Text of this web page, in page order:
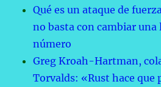
Qué es un ataque de
no basta con cambiar
número
Greg Kroah-Hartman,
Torvalds: «Rust hace que